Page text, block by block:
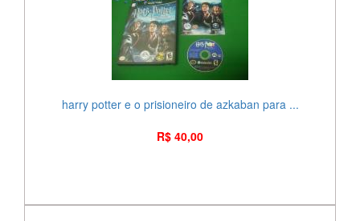
harry potter e o prisioneiro de azkaban para ...
R$ 40,00